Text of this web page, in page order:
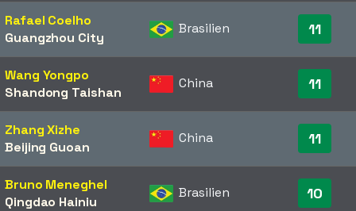
Rafael Coelho
Guangzhou City
Brasilien 11
Wang Yongpo
Shandong Taishan
China 11
Zhang Xizhe
Beijing Guoan
China 11
Bruno Meneghel
Qingdao Hainiu
Brasilien 10